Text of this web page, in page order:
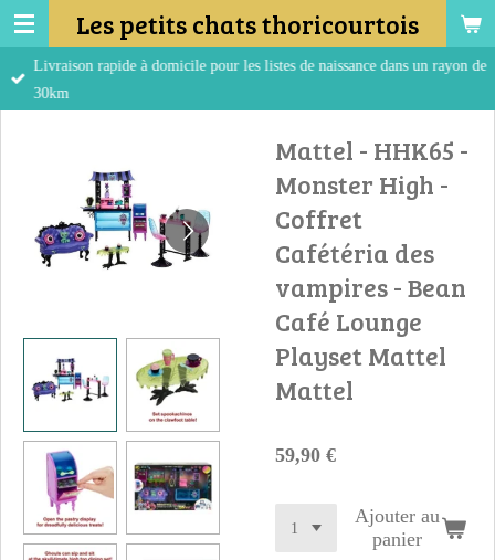
Passer
au
contenu
Les petits chats thoricourtois
Livraison rapide à domicile pour les listes de naissance dans un rayon de
30km
Mattel - HHK65 -
Monster High -
Coffret
Cafétéria des
vampires - Bean
Café Lounge
Playset Mattel
Mattel
59,90 €
Ajouter au
panier